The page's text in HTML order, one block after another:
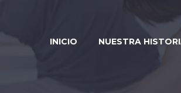
INICIO NUESTRA